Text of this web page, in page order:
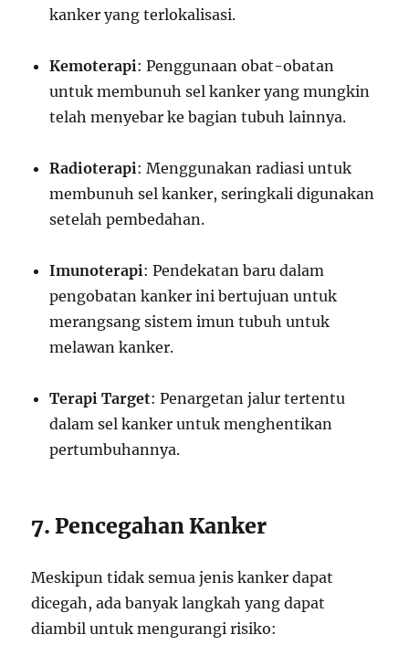
kanker yang terlokalisasi.
Kemoterapi: Penggunaan obat-obatan
untuk membunuh sel kanker yang mungkin
telah menyebar ke bagian tubuh lainnya.
Radioterapi: Menggunakan radiasi untuk
membunuh sel kanker, seringkali digunakan
setelah pembedahan.
Imunoterapi: Pendekatan baru dalam
pengobatan kanker ini bertujuan untuk
merangsang sistem imun tubuh untuk
melawan kanker.
Terapi Target: Penargetan jalur tertentu
dalam sel kanker untuk menghentikan
pertumbuhannya.
7. Pencegahan Kanker
Meskipun tidak semua jenis kanker dapat
dicegah, ada banyak langkah yang dapat
diambil untuk mengurangi risiko: